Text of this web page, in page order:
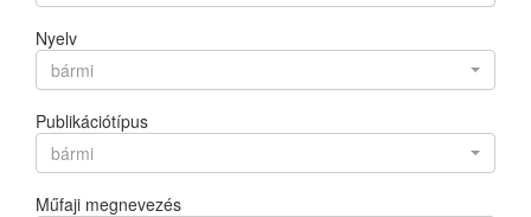
Nyelv
bármi
Publikációtípus
bármi
Műfaji megnevezés